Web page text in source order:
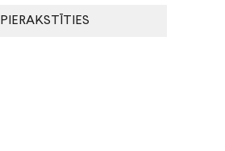
PIERAKSTĪTIES